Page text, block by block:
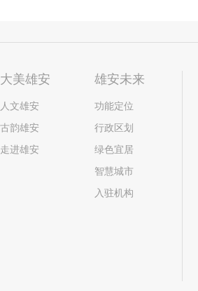
大美雄安
人文雄安
古韵雄安
走进雄安
雄安未来
功能定位
行政区划
绿色宜居
智慧城市
入驻机构